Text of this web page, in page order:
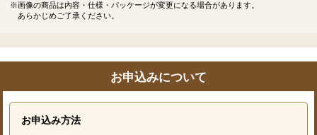
※画像の商品は内容・仕様・パッケージが変更になる場合があります。
あらかじめご了承ください。
お申込みについて
お申込み方法